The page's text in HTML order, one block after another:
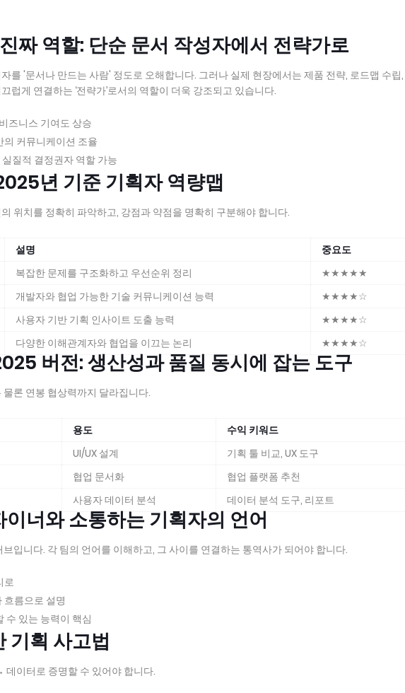
짜 역할: 단순 문서 작성자에서 전략가로
를 '문서나 만드는 사람' 정도로 오해합니다. 그러나 실제 현장에서는 제품 전략, 로드맵 수립,
럽게 연결하는 ‘전략가’로서의 역할이 더욱 강조되고 있습니다.
즈니스 기여도 상승
커뮤니케이션 조율
질적 결정권자 역할 가능
년 기준 기획자 역량맵
위치를 정확히 파악하고, 강점과 약점을 명확히 구분해야 합니다.
설명
중요도
복잡한 문제를 구조화하고 우선순위 정리
★★★★★
개발자와 협업 가능한 기술 커뮤니케이션 능력
★★★★☆
사용자 기반 기획 인사이트 도출 능력
★★★★☆
다양한 이해관계자와 협업을 이끄는 논리 ★★★★☆
버전: 생산성과 품질 동시에 잡는 도구
론 연봉 협상력까지 달라집니다.
용도
수익 키워드
UI/UX 설계
기획 툴 비교, UX 도구
협업 문서화
협업 플랫폼 추천
사용자 데이터 분석 데이터 분석 도구, 리포트
이너와 소통하는 기획자의 언어
입니다. 각 팀의 언어를 이해하고, 그 사이를 연결하는 통역사가 되어야 합니다.
로
흐름으로 설명
수 있는 능력이 핵심
기획 사고법
이터로 증명할 수 있어야 합니다.